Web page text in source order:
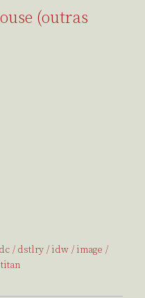
(outras
dc dstlry idw
image
titan